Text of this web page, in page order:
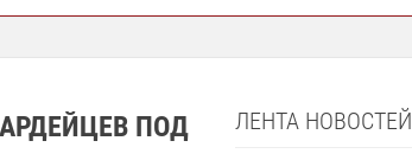
ПОД
ЛЕНТА НОВОСТЕЙ